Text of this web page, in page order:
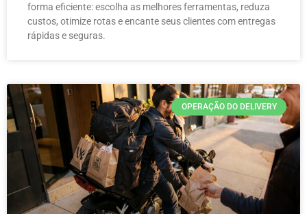
forma eficiente: escolha as melhores ferramentas, reduza
custos, otimize rotas e encante seus clientes com entregas
rápidas e seguras.
OPERAÇÃO DO DELIVERY